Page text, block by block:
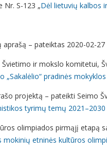
S-123 „Dėl lietuvių kalbos
– pateiktas 2020-02-27
ir mokslo
„Sakalėlio“ pradinės
projektą – pateikti Seimo
tyrimų temų
olimpiados pirmąjį etapą
mokinių etninės kultūros